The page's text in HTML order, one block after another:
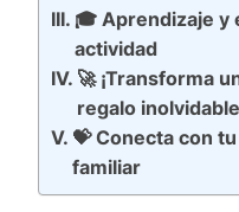
🎓 Aprendizaje y
actividad
🚀 ¡Transforma
regalo
💝 Conecta con
familiar